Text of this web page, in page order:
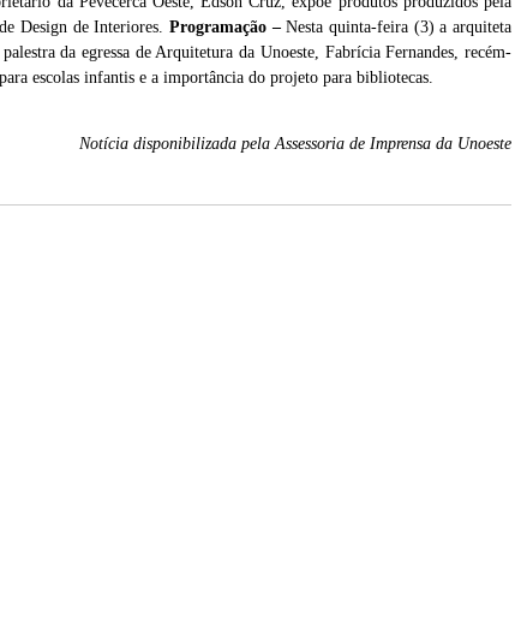
Design de Interiores. Programação –Nesta quinta-feira (3) a arquiteta
da egressa de Arquitetura da Unoeste, Fabrícia Fernandes, recém-
escolas infantis e a importância do projeto para bibliotecas.
Notícia disponibilizada pela Assessoria de Imprensa da Unoeste